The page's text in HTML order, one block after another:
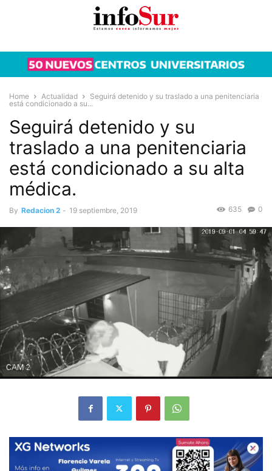
Home Actualidad
Seguirá detenido y su traslado a una penitenciaria
está condicionado a su...
Seguirá detenido y su
traslado a una penitenciaria
está condicionado a su alta
médica.
By Redacion 2 - 19 septiembre, 2019 0
635